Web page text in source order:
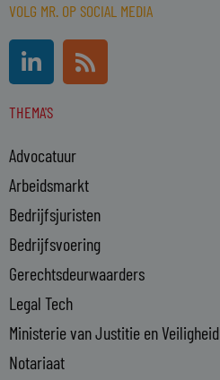
VOLG MR. OP SOCIAL MEDIA
L
i
n
k
d
i
n
-
i
n
R
s
s
THEMA'S
Advocatuur
Arbeidsmarkt
Bedrijfsjuristen
Bedrijfsvoering
Gerechtsdeurwaarders
Legal Tech
Ministerie van Justitie en Veiligheid
Notariaat